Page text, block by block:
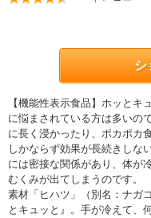
シ
【機能性表示食品】ホッとキ
に悩まされている方は多い
に長く浸かったり、ポカポカ
しかならず効果が長続きしな
には密接な関係があり、体が
むくみが出てしまうのです
素材「ヒハツ」（別名：ナガ
とキュッと』。手が冷えて、